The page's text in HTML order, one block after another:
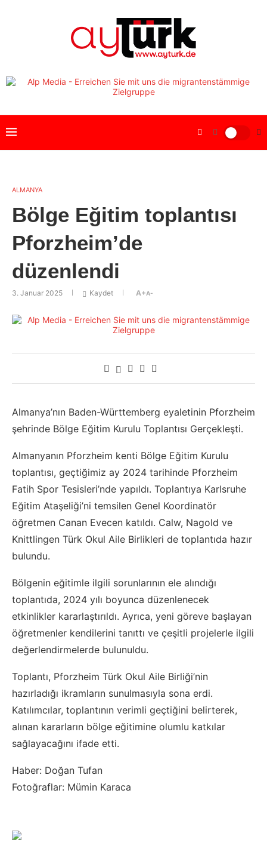
ALMANYA
Bölge Eğitim toplantısı
Pforzheim’de
düzenlendi
3. Januar 2025 Kaydet A+A-
Almanya’nın Baden-Württemberg eyaletinin Pforzheim
şehrinde Bölge Eğitim Kurulu Toplantısı Gerçekleşti.
Almanyanın Pforzheim kenti Bölge Eğitim Kurulu
toplantısı, geçtiğimiz ay 2024 tarihinde Pforzheim
Fatih Spor Tesisleri’nde yapıldı. Toplantıya Karlsruhe
Eğitim Ataşeliği’ni temsilen Genel Koordinatör
öğretmen Canan Evecen katıldı. Calw, Nagold ve
Knittlingen Türk Okul Aile Birlikleri de toplantıda hazır
bulundu.
Bölgenin eğitimle ilgili sorunlarının ele alındığı
toplantıda, 2024 yılı boyunca düzenlenecek
etkinlikler kararlaştırıldı. Ayrıca, yeni göreve başlayan
öğretmenler kendilerini tanıttı ve çeşitli projelerle ilgili
değerlendirmelerde bulunuldu.
Toplantı, Pforzheim Türk Okul Aile Birliği’nin
hazırladığı ikramların sunulmasıyla sona erdi.
Katılımcılar, toplantının verimli geçtiğini belirterek,
alınan kararların bölge eğitimine olumlu katkılar
sağlayacağını ifade etti.
Haber: Doğan Tufan
Fotoğraflar: Mümin Karaca